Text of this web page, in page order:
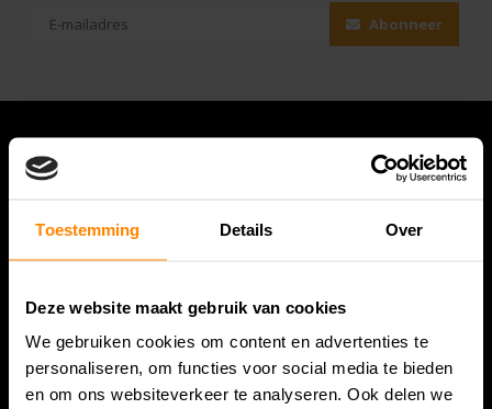
Toestemming Details Over
Deze website maakt gebruik van cookies
We gebruiken cookies om content en advertenties te
personaliseren, om functies voor social media te bieden
en om ons websiteverkeer te analyseren. Ook delen we
Abonneer
Bespanracket.nl is dé racketspecialist van Lelystad en
omstreken.